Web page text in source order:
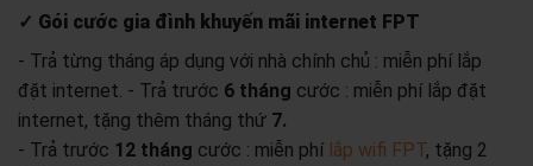
✓ Gói cước gia đình khuyến mãi internet FPT
- Trả từng tháng áp dụng với nhà chính chủ : miễn phí lắp
đặt internet. - Trả trước 6 tháng cước : miễn phí lắp đặt
internet, tặng thêm tháng thứ 7.
- Trả trước 12 tháng cước : miễn phí lắp wifi FPT, tặng 2